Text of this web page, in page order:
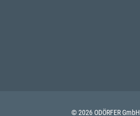
© 2026 ODÖRFER GmbH